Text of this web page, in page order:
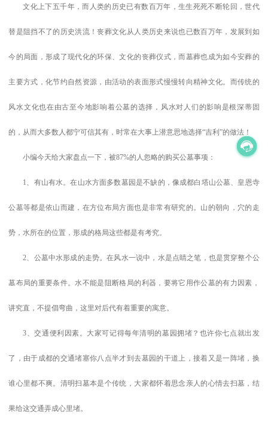
文化上下五千年，而人类的历史已有数百万年，生生死死不断轮回，世代
替是阻挡不了的历史洪流！丧葬文化从人类历史来说也已数百万年，发展到如
今的局面，形成了现代化的环保、文化的丧葬仪式，而墓葬也成为如今安葬的
主要方式，化节约自然资源，由活动的表面形式慢慢转向精神文化。而传统的
风水文化也在由古至今地影响着公墓的选择，风水对人们的影响是根深蒂固
的，从而大多数人都宁可信其有，时常在大事上潜意思地选择“吉利”的做法！
小编今天给大家盘点一下，被87%的人忽略的购买公墓事项：
1、有山有水。在山水方面多数墓园是不缺的，像成都白塔山公墓、皇恩寺
公墓等都是依山而建，在方位布局方面也是非常有研究的。山的朝向，穴的走
势，水所在的位置，形成的格局这些都是有考究。
2、公墓中水形成的走势。在风水一说中，水是点睛之笔，也是贯穿整个公
墓布局的重要条件。水不能是阻断格局的利器，要将它用作公墓的有力因素，
讲究直，不提倡弯曲，这里对后代有着重要的寓意。
3、交通便利因素。大家可记得每年清明的墓园拥堵？也许你七点就出发
了，由于成都的交通堵塞你八点半才到去墓园的干道上，接着又是一阵堵，换
谁心里都不爽。清明扫墓本是个传统，大家都怀着思念亲人的心情去扫墓，结
果给这交通弄成心里堵。